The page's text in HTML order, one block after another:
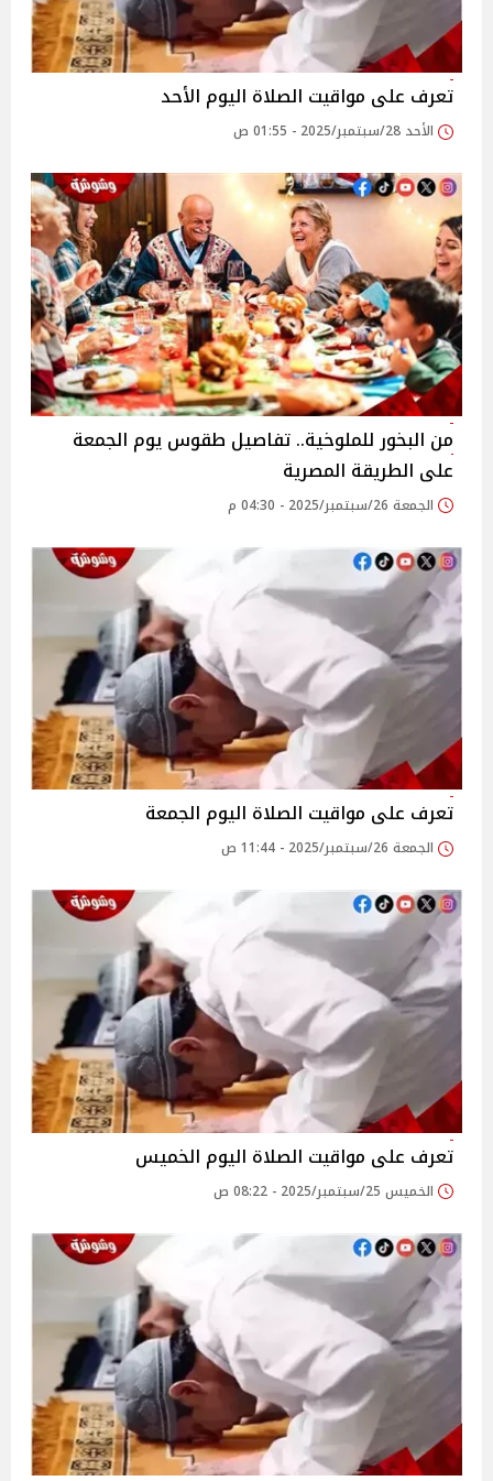
تعرف على مواقيت الصلاة اليوم الأحد
الأحد 28/سبتمبر/2025 - 01:55 ص
من البخور للملوخية.. تفاصيل طقوس يوم الجمعة
على الطريقة المصرية
الجمعة 26/سبتمبر/2025 - 04:30 م
تعرف على مواقيت الصلاة اليوم الجمعة
الجمعة 26/سبتمبر/2025 - 11:44 ص
تعرف على مواقيت الصلاة اليوم الخميس
الخميس 25/سبتمبر/2025 - 08:22 ص